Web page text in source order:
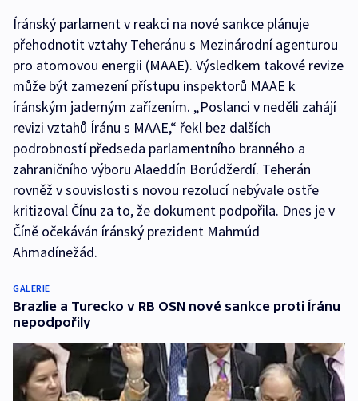
Íránský parlament v reakci na nové sankce plánuje
přehodnotit vztahy Teheránu s Mezinárodní agenturou
pro atomovou energii (MAAE). Výsledkem takové revize
může být zamezení přístupu inspektorů MAAE k
íránským jaderným zařízením. „Poslanci v neděli zahájí
revizi vztahů Íránu s MAAE,“ řekl bez dalších
podrobností předseda parlamentního branného a
zahraničního výboru Alaeddín Borúdžerdí. Teherán
rovněž v souvislosti s novou rezolucí nebývale ostře
kritizoval Čínu za to, že dokument podpořila. Dnes je v
Číně očekáván íránský prezident Mahmúd
Ahmadínežád.
GALERIE
Brazlie a Turecko v RB OSN nové sankce proti Íránu
nepodpořily